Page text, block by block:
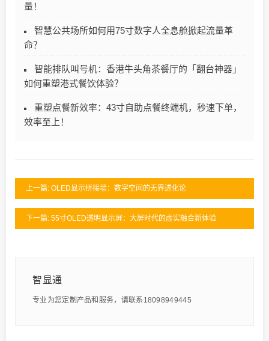
量！
智慧公共场所如何用75寸数字人全息舱掀起流量革
命？
智能排队叫号机：香港牛头角茶餐厅的「翻台神器」
如何重塑港式餐饮体验？
重塑点餐新效率：43寸自助点餐终端机，秒速下单，
效率至上！
上一篇: OLED显示拼接墙：数字空间的无界进化论
下一篇: 55寸OLED透明显示屏：大屏时代的虚实融合新体验
智显通
专业为您定制产品和服务，请联系18098949445